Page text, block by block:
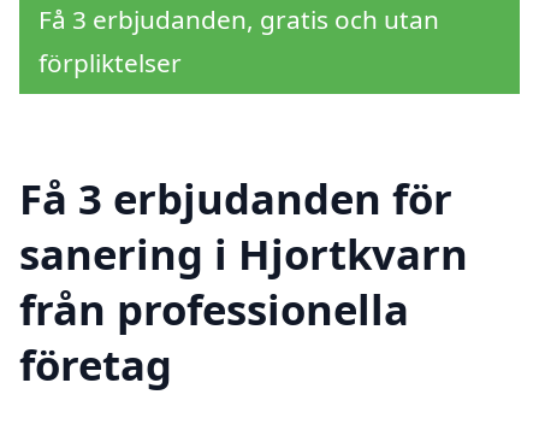
Få 3 erbjudanden, gratis och utan
förpliktelser
Få 3 erbjudanden för
sanering i Hjortkvarn
från professionella
företag